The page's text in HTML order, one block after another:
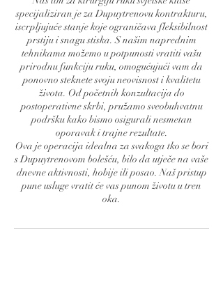
specijaliziran je za Dupuytrenovu kontrakturu,
iscrpljujuće stanje koje ograničava fleksibilnost
prstiju i snagu stiska. S našim naprednim
tehnikama možemo u potpunosti vratiti vašu
prirodnu funkciju ruku, omogućujući vam da
ponovno steknete svoju neovisnost i kvalitetu
života. Od početnih konzultacija do
postoperativne skrbi, pružamo sveobuhvatnu
podršku kako bismo osigurali nesmetan
oporavak i trajne rezultate.
Ova je operacija idealna za svakoga tko se bori
s Dupuytrenovom bolešću, bilo da utječe na vaše
dnevne aktivnosti, hobije ili posao. Naš pristup
pune usluge vratit će vas punom životu u tren
oka.